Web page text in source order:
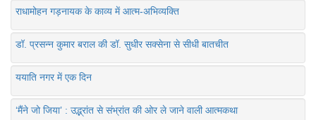
राधामोहन गड़नायक के काव्य में आत्म-अभिव्यक्ति
डॉ. प्रसन्न कुमार बराल की डॉ. सुधीर सक्सेना से सीधी बातचीत
ययाति नगर में एक दिन
‘मैंने जो जिया’ : उद्भ्रांत से संभ्रांत की ओर ले जाने वाली आत्मकथा